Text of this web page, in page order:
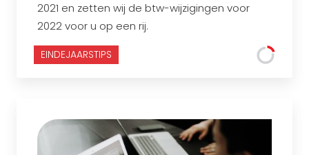
2021 en zetten wij de btw-wijzigingen voor
2022 voor u op een rij.
EINDEJAARSTIPS